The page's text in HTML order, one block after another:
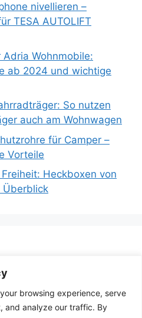
browsing experience, serve
and analyze our traffic. By
nivellieren –
TESA AUTOLIFT
Wohnmobile:
ab 2024 und wichtige
So nutzen
auch am Wohnwagen
für Camper –
Vorteile
Heckboxen von
Überblick